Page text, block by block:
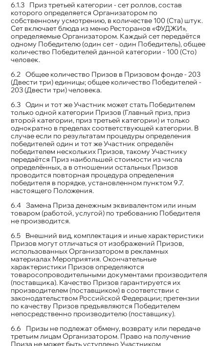
Приз третьей категории - сет роллов, состав
которого определяется Организатором по
собственному усмотрению, в количестве 100 (Ста) штук.
Сет включает блюда из меню Ресторанов «ФУДЖИ»,
определяемые Организатором. Каждый сет передаётся
одному Победителю (один сет - один Победитель), общее
количество Победителей данной категории - 100 (Сто)
человек.
Общее количество Призов в Призовом фонде - 203
(Двести три) единицы; общее количество Победителей -
203 (Двести три) человека.
Один и тот же Участник может стать Победителем
только одной категории Призов (Главный приз, приз
второй категории, приз третьей категории) и только
однократно в пределах соответствующей категории. В
случае если по результатам процедуры определения
победителей один и тот же Участник определён
победителем нескольких Призов, такому Участнику
передаётся Приз наибольшей стоимости из числа
определённых, а в отношении остальных Призов
проводится повторная процедура определения
победителя в порядке, установленном пунктом 9.7.
настоящего Положения.
Замена Приза денежным эквивалентом или иным
товаром (работой, услугой) по требованию Победителя
не производится.
Внешний вид, комплектация и иные характеристики
Призов могут отличаться от изображений Призов,
использованных Организатором в рекламных
материалах Мероприятия. Окончательные
характеристики Призов определяются
товаросопроводительными документами производителя
(поставщика). Качество Призов гарантируется их
производителем (поставщиком) в соответствии с
законодательством Российской Федерации; претензии
по качеству Призов предъявляются Победителем
непосредственно производителю (поставщику).
Призы не подлежат обмену, возврату или передаче
третьим лицам Организатором. Право на получение
Приза не может быть уступлено Участником